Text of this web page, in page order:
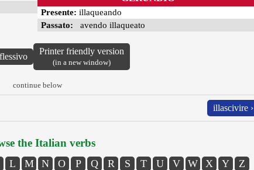
Presente: illaqueando
Passato: avendo illaqueato
Printer friendly version
(in a new window)
continue below
illascivire ›
the Italian verbs
L M N O P Q R S T U V W X Y Z